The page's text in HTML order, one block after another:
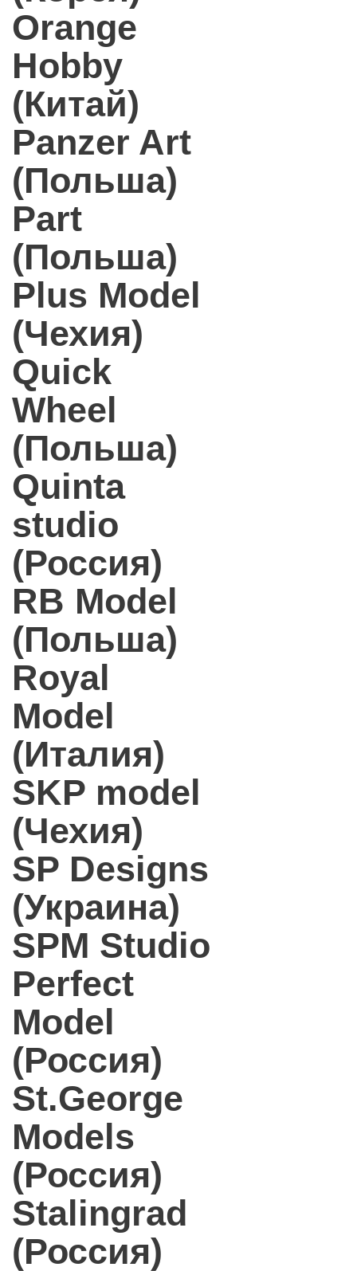
Orange
Hobby
(Китай)
Panzer Art
(Польша)
Part
(Польша)
Plus Model
(Чехия)
Quick
Wheel
(Польша)
Quinta
studio
(Россия)
RB Model
(Польша)
Royal
Model
(Италия)
SKP model
(Чехия)
SP Designs
(Украина)
SPM Studio
Perfect
Model
(Россия)
St.George
Models
(Россия)
Stalingrad
(Россия)